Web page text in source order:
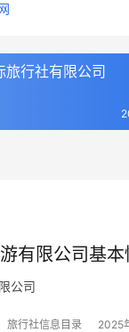
旅行社有限公司
有限公司基
公司
旅行社信息目录 2025